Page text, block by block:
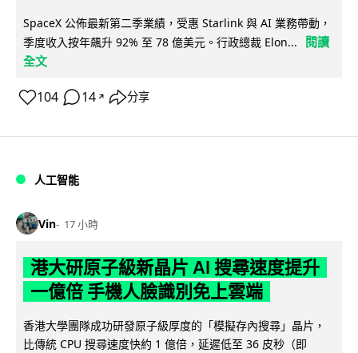
SpaceX 公佈最新第二季業績，受惠 Starlink 與 AI 業務帶動，
季度收入按年飆升 92% 至 78 億美元。行政總裁 Elon...
閱讀
全文
104 14 ↗ 分享
人工智能
Vin 17 小時
港大研原子級新晶片 AI 搜尋速度提升
一億倍 手機人臉識別免上雲端
香港大學團隊成功研發原子級厚度的「模擬存內搜尋」晶片，
比傳統 CPU 搜尋速度快約 1 億倍，延遲低至 36 皮秒（即